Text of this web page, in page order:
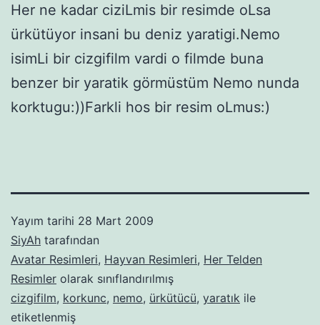
Her ne kadar ciziLmis bir resimde oLsa
ürkütüyor insani bu deniz yaratigi.Nemo
isimLi bir cizgifilm vardi o filmde buna
benzer bir yaratik görmüstüm Nemo nunda
korktugu:))Farkli hos bir resim oLmus:)
Yayım tarihi 28 Mart 2009
SiyAh tarafından
Avatar Resimleri, Hayvan Resimleri, Her Telden
Resimler olarak sınıflandırılmış
cizgifilm, korkunc, nemo, ürkütücü, yaratık ile
etiketlenmiş